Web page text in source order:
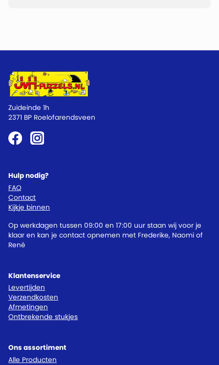
Klantenservice
Levertijden
Verzendkosten
Afmetingen
Ontbrekende stukjes
Ons assortiment
Alle Producten
Hulp nodig?
FAQ
Contact
Kijkje binnen
Op werkdagen tussen 09:00 en 17:00 uur staan wij voor je
klaar en kan je contact opnemen met Frederike, Naomi of
René
Zuideinde 1h
2371 BP Roelofarendsveen